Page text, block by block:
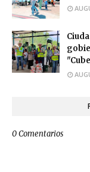
0 Comentarios